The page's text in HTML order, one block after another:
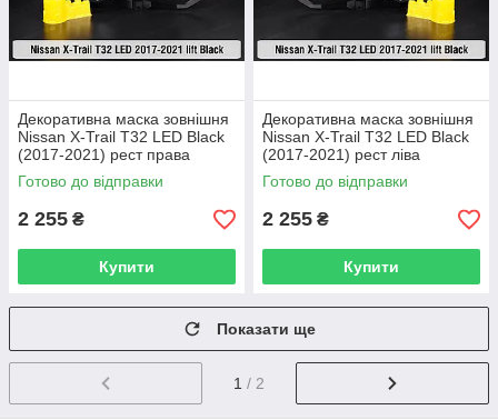
Декоративна маска зовнішня
Nissan X-Trail T32 LED Black
(2017-2021) рест права
Готово до відправки
2 255 ₴
Купити
Декоративна маска зовнішня
Nissan X-Trail T32 LED Black
(2017-2021) рест ліва
Готово до відправки
2 255 ₴
Купити
Показати ще
1 / 2